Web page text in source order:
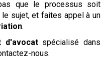
que le processus soit
sujet, et faites appel à un
.
d'avocatspécialisé dans
nous.